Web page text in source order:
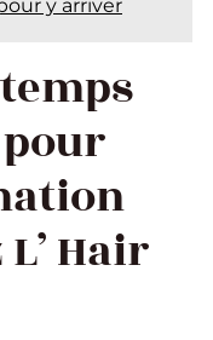
y arriver
Hair